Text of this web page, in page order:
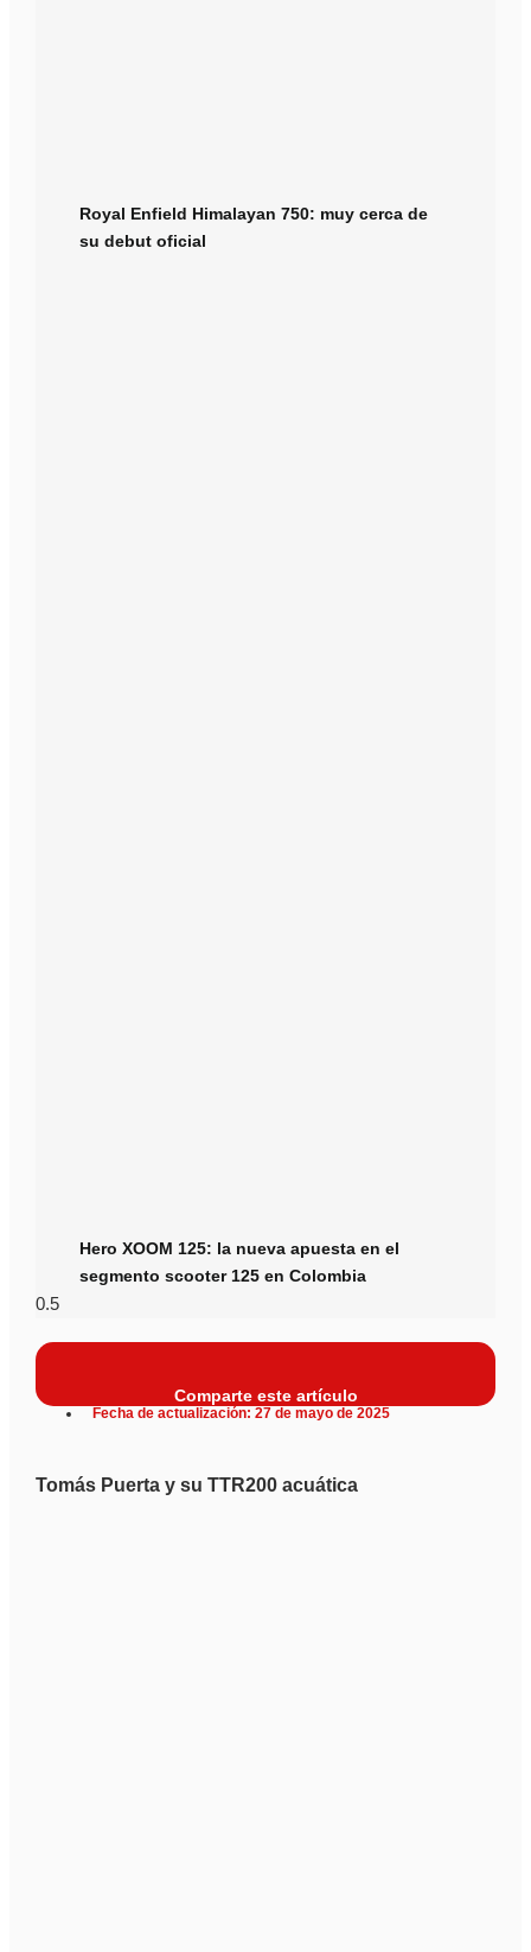
Royal Enfield Himalayan 750: muy cerca de
su debut oficial
Hero XOOM 125: la nueva apuesta en el
segmento scooter 125 en Colombia
Comparte este artículo
Fecha de actualización: 27 de mayo de 2025
Tomás Puerta y su TTR200 acuática